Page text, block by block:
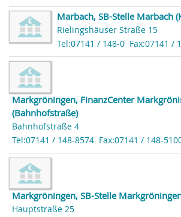
Marbach, SB-Stelle Marbach
Rielingshäuser Straße 15
Tel:07141 / 148-0 Fax:07141 /
Markgröningen, FinanzCenter
(Bahnhofstraße)
Bahnhofstraße 4
Tel:07141 / 148-8574 Fax:07141 / 148-
Markgröningen, SB-Stelle
Hauptstraße 25